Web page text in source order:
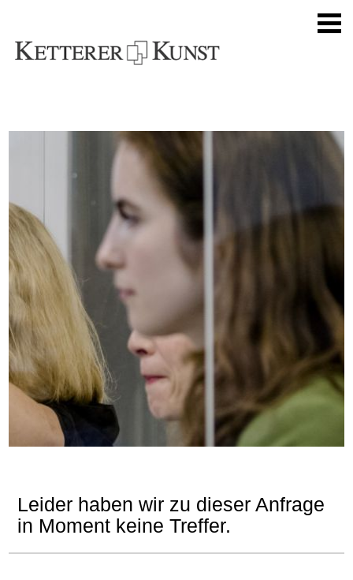
Leider haben wir zu dieser Anfrage
in Moment keine Treffer.